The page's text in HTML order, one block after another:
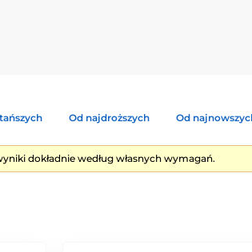
Od najdroższych Od
dokładnie według własnych wymagań.